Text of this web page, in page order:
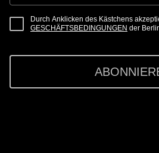
Durch Anklicken des Kästchens
GESCHÄFTSBEDINGUNGEN der